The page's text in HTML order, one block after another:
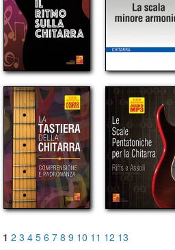
1 2 3 4 5 6 7 8 9 10 11 12 13